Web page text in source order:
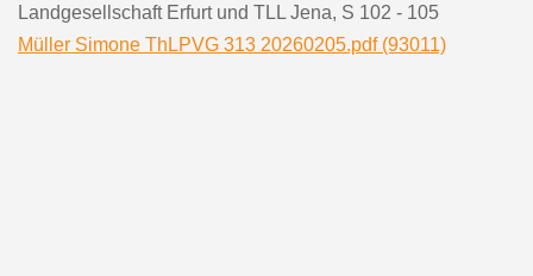
Landgesellschaft Erfurt und TLL Jena, S 102 - 105
Müller Simone ThLPVG 313 20260205.pdf (93011)